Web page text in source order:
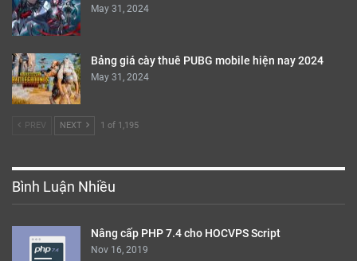
May 31, 2024
Bảng giá cày thuê PUBG mobile hiện nay 2024
May 31, 2024
PREV NEXT 1 of 1,195
Bình Luận Nhiều
Nâng cấp PHP 7.4 cho HOCVPS Script
Nov 16, 2019